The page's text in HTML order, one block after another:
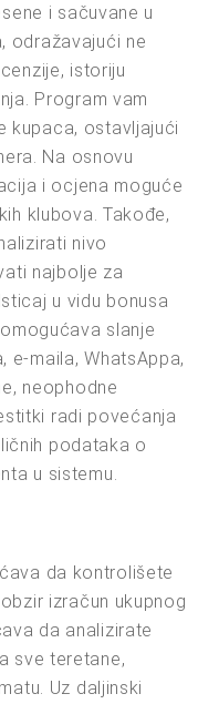
i sačuvane u
odražavajući ne
istoriju
Program vam
kupaca, ostavljajući
Na osnovu
i ocjena moguće
klubova. Takođe,
nivo
najbolje za
u vidu bonusa
slanje
e-maila, WhatsAppa,
neophodne
radi povećanja
podataka o
u sistemu.
da kontrolišete
izračun ukupnog
da analizirate
sve teretane,
Uz daljinski